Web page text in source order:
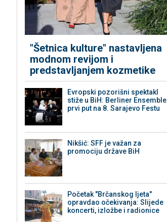
"Šetnica kulture" nastavljena
modnom revijom i
predstavljanjem kozmetike
Evropski pozorišni spektakl
stiže u BiH: Berliner Ensemble
prvi put na 8. Sarajevo Festu
Nikšić: SFF je važan za
promociju države BiH
Početak "Brčanskog ljeta"
opravdao očekivanja: Slijede
koncerti, izložbe i radionice